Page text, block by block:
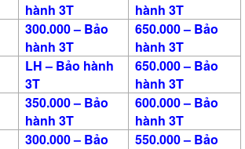
hành 3T
hành 3T
300.000 – Bảo
hành 3T
650.000 – Bảo
hành 3T
LH – Bảo hành
3T
650.000 – Bảo
hành 3T
350.000 – Bảo
hành 3T
600.000 – Bảo
hành 3T
300.000 – Bảo
550.000 – Bảo